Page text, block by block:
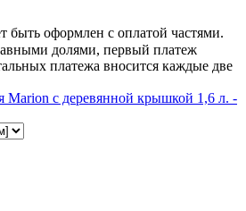
быть оформлен с оплатой частями.
долями, первый платеж
платежа вносится каждые две
Marion с деревянной крышкой 1,6 л. -